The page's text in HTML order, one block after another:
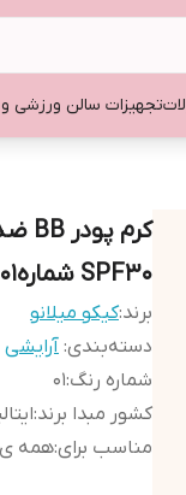
تجهیزات سالن ورزشی
SPF30 شماره01
برند:کیکو میلانو
دسته‌بندی: آرایشی
شماره رنگ:
01
کشور مبدا برند:
مناسب برای:همه ی